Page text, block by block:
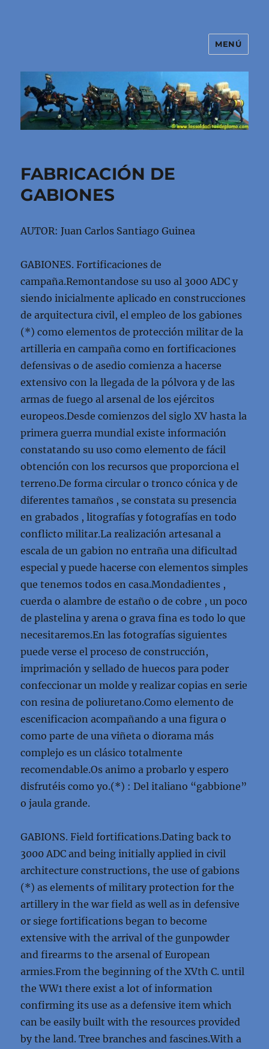
El mundo de los soldaditos de
plomo
MENÚ
FABRICACIÓN DE
GABIONES
AUTOR: Juan Carlos Santiago Guinea
GABIONES. Fortificaciones de
campaña.Remontandose su uso al 3000 ADC y
siendo inicialmente aplicado en construcciones
de arquitectura civil, el empleo de los gabiones
(*) como elementos de protección militar de la
artilleria en campaña como en fortificaciones
defensivas o de asedio comienza a hacerse
extensivo con la llegada de la pólvora y de las
armas de fuego al arsenal de los ejércitos
europeos.Desde comienzos del siglo XV hasta la
primera guerra mundial existe información
constatando su uso como elemento de fácil
obtención con los recursos que proporciona el
terreno.De forma circular o tronco cónica y de
diferentes tamaños , se constata su presencia
en grabados , litografías y fotografías en todo
conflicto militar.La realización artesanal a
escala de un gabion no entraña una dificultad
especial y puede hacerse con elementos simples
que tenemos todos en casa.Mondadientes ,
cuerda o alambre de estaño o de cobre , un poco
de plastelina y arena o grava fina es todo lo que
necesitaremos.En las fotografías siguientes
puede verse el proceso de construcción,
imprimación y sellado de huecos para poder
confeccionar un molde y realizar copias en serie
con resina de poliuretano.Como elemento de
escenificacion acompañando a una figura o
como parte de una viñeta o diorama más
complejo es un clásico totalmente
recomendable.Os animo a probarlo y espero
disfrutéis como yo.(*) : Del italiano “gabbione”
o jaula grande.
GABIONS. Field fortifications.Dating back to
3000 ADC and being initially applied in civil
architecture constructions, the use of gabions
(*) as elements of military protection for the
artillery in the war field as well as in defensive
or siege fortifications began to become
extensive with the arrival of the gunpowder
and firearms to the arsenal of European
armies.From the beginning of the XVth C. until
the WW1 there exist a lot of information
confirming its use as a defensive item which
can be easily built with the resources provided
by the land. Tree branches and fascines.With a